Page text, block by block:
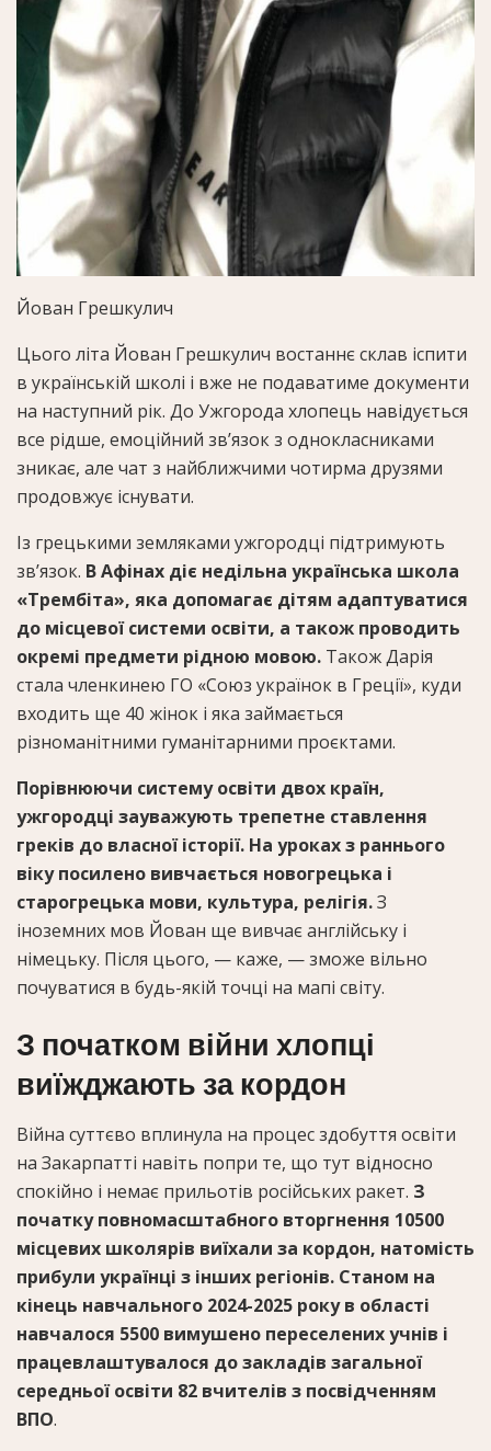
Йован Грешкулич
Цього літа Йован Грешкулич востаннє склав іспити
в українській школі і вже не подаватиме документи
на наступний рік. До Ужгорода хлопець навідується
все рідше, емоційний зв’язок з однокласниками
зникає, але чат з найближчими чотирма друзями
продовжує існувати.
Із грецькими земляками ужгородці підтримують
зв’язок. В Афінах діє недільна українська школа
«Трембіта», яка допомагає дітям адаптуватися
до місцевої системи освіти, а також проводить
окремі предмети рідною мовою. Також Дарія
стала членкинею ГО «Союз українок в Греції», куди
входить ще 40 жінок і яка займається
різноманітними гуманітарними проєктами.
Порівнюючи систему освіти двох країн,
ужгородці зауважують трепетне ставлення
греків до власної історії. На уроках з раннього
віку посилено вивчається новогрецька і
старогрецька мови, культура, релігія.З
іноземних мов Йован ще вивчає англійську і
німецьку. Після цього, — каже, — зможе вільно
почуватися в будь-якій точці на мапі світу.
З початком війни хлопці
виїжджають за кордон
Війна суттєво вплинула на процес здобуття освіти
на Закарпатті навіть попри те, що тут відносно
спокійно і немає прильотів російських ракет. З
початку повномасштабного вторгнення 10500
місцевих школярів виїхали за кордон, натомість
прибули українці з інших регіонів. Станом на
кінець навчального 2024-2025 року в області
навчалося 5500 вимушено переселених учнів і
працевлаштувалося до закладів загальної
середньої освіти 82 вчителів з посвідченням
ВПО.